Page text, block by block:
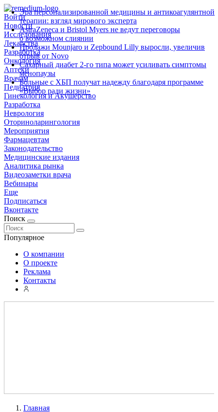
Войти
Новости
Исследования
Лекарства
Разработка
Онкология
Аптеки
Врачам
Педиатрия
Гинекология и Акушерство
Разработка
Неврология
Оториноларингология
Мероприятия
Фармацевтам
Законодательство
Медицинские издания
Аналитика рынка
Видеозаметки врача
Вебинары
Еще
Подписаться
Вконтакте
Поиск
Популярное
Эра персонализированной медицины и антикоагулянтной
терапии: взгляд мирового эксперта
AstraZeneca и Bristol Myers не ведут переговоры
о возможном слиянии
Продажи Mounjaro и Zepbound Lilly выросли, увеличив
отрыв от Novo
Сахарный диабет 2‑го типа может усиливать симптомы
менопаузы
Больные с ХБП получат надежду благодаря программе
«Выбор ради жизни»
О компании
О проекте
Реклама
Контакты
Главная